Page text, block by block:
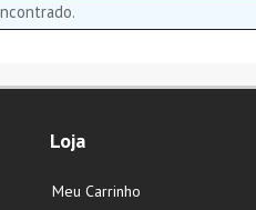
Loja
Meu Carrinho